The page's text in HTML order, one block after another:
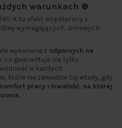
warunkach ❄️
40-K to efekt współpracy z
wymagających, zimowych
wykonana z odpornych na
, co gwarantuje nie tylko
w każdych
które nie zawiedzie Cię wtedy, gdy
komfort pracy i trwałość, na której